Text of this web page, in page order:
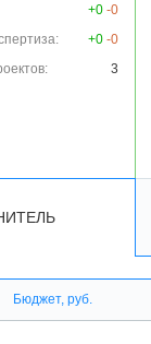
+0 -0
+0 -0
3
Бюджет, руб.